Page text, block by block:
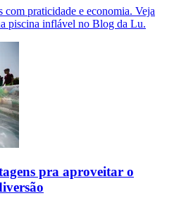
com praticidade e economia. Veja
piscina inflável no Blog da Lu.
pra aproveitar o